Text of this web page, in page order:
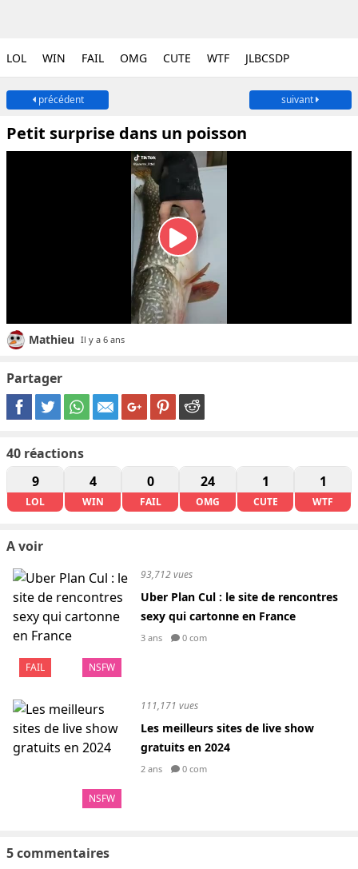
LOL WIN FAIL OMG CUTE WTF JLBCSDP
précédent suivant
Petit surprise dans un poisson
Mathieu Il y a 6 ans
Partager
40 réactions
9
LOL
4
WIN
0
FAIL
24
OMG
1
CUTE
1
WTF
A voir
FAIL NSFW
93,712 vues
Uber Plan Cul : le site de rencontres
sexy qui cartonne en France
3 ans 0 com
NSFW
111,171 vues
Les meilleurs sites de live show
gratuits en 2024
2 ans 0 com
5 commentaires